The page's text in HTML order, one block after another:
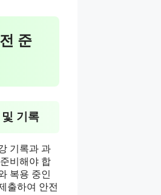
준
기록
기록과 과
비해야 합
복용 중인
출하여 안전